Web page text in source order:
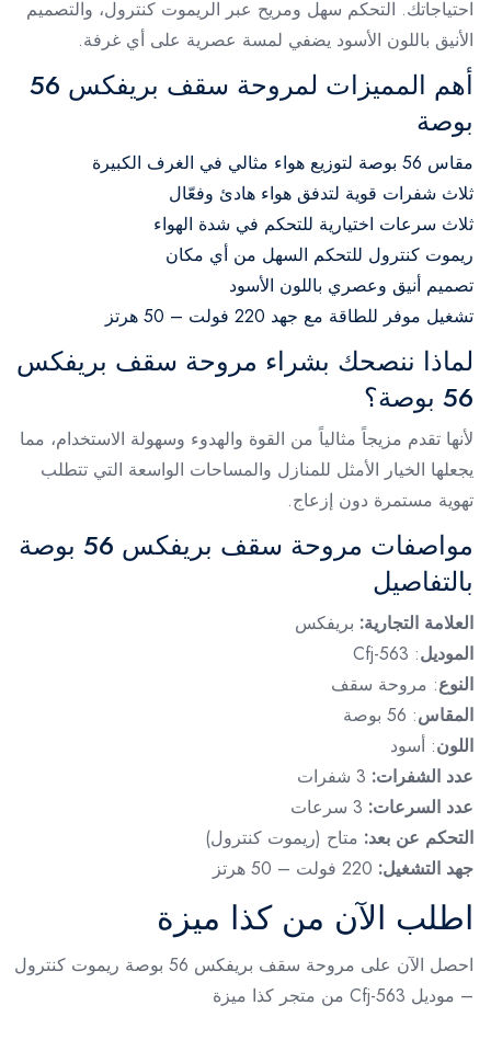
احتياجاتك. التحكم سهل ومريح عبر الريموت كنترول، والتصميم
الأنيق باللون الأسود يضفي لمسة عصرية على أي غرفة.
أهم المميزات لمروحة سقف بريفكس 56
بوصة
مقاس 56 بوصة لتوزيع هواء مثالي في الغرف الكبيرة
ثلاث شفرات قوية لتدفق هواء هادئ وفعّال
ثلاث سرعات اختيارية للتحكم في شدة الهواء
ريموت كنترول للتحكم السهل من أي مكان
تصميم أنيق وعصري باللون الأسود
تشغيل موفر للطاقة مع جهد 220 فولت – 50 هرتز
لماذا ننصحك بشراء مروحة سقف بريفكس
56 بوصة؟
لأنها تقدم مزيجاً مثالياً من القوة والهدوء وسهولة الاستخدام، مما
يجعلها الخيار الأمثل للمنازل والمساحات الواسعة التي تتطلب
تهوية مستمرة دون إزعاج.
مواصفات مروحة سقف بريفكس 56 بوصة
بالتفاصيل
العلامة التجارية: بريفكس
الموديل: Cfj-563
النوع: مروحة سقف
المقاس: 56 بوصة
اللون: أسود
عدد الشفرات:
عدد السرعات:
التحكم عن بعد: متاح (ريموت كنترول)
جهد التشغيل:
اطلب الآن من كذا ميزة
احصل الآن على مروحة سقف بريفكس 56 بوصة ريموت كنترول
– موديل Cfj-563 من متجر كذا ميزة